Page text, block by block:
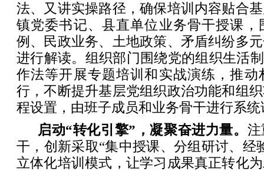
法、又讲实操路径，确保培训内容贴合
镇党委书记、县直单位业务骨干授课，
例、民政业务、土地政策、矛盾纠纷多
进行解读。组织部门围绕党的组织生活
作法等开展专题培训和实战演练，推动
行，不断提升基层党组织政治功能和组
程设置，由班子成员和业务骨干进行系
启动“转化引擎”，凝聚奋进力量。
干，创新采取“集中授课、分组研讨、经
立体化培训模式，让学习成果真正转化